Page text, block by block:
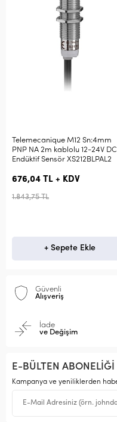
Telemecanique M12 Sn:4mm
PNP NA 2m kablolu 12-24V DC
Endüktif Sensör XS212BLPAL2
676,04 TL + KDV
1.843,75 TL
+ Sepete Ekle
Güvenli
Alışveriş
İade
ve Değişim
E-BÜLTEN ABONELİĞİ
Kampanya ve yeniliklerden